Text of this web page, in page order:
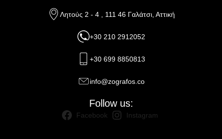
Λητούς 2 - 4 , 111 46 Γαλάτσι, Αττική
+30 210 2912052
+30 699 8850813
info@zografos.co
Follow us:
Facebook Instagram